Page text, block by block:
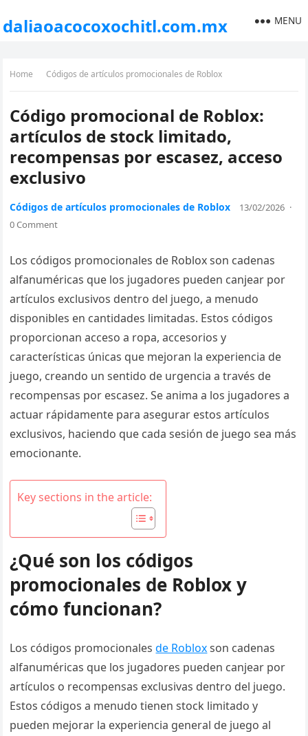
daliaoacocoxochitl.com.mx MENU
Home Códigos de artículos promocionales de Roblox
Código promocional de Roblox:
artículos de stock limitado,
recompensas por escasez, acceso
exclusivo
Códigos de artículos promocionales de Roblox 13/02/2026 ·
0 Comment
Los códigos promocionales de Roblox son cadenas
alfanuméricas que los jugadores pueden canjear por
artículos exclusivos dentro del juego, a menudo
disponibles en cantidades limitadas. Estos códigos
proporcionan acceso a ropa, accesorios y
características únicas que mejoran la experiencia de
juego, creando un sentido de urgencia a través de
recompensas por escasez. Se anima a los jugadores a
actuar rápidamente para asegurar estos artículos
exclusivos, haciendo que cada sesión de juego sea más
emocionante.
Key sections in the article:
¿Qué son los códigos
promocionales de Roblox y
cómo funcionan?
Los códigos promocionalesde Robloxson cadenas
alfanuméricas que los jugadores pueden canjear por
artículos o recompensas exclusivas dentro del juego.
Estos códigos a menudo tienen stock limitado y
pueden mejorar la experiencia general de juego al